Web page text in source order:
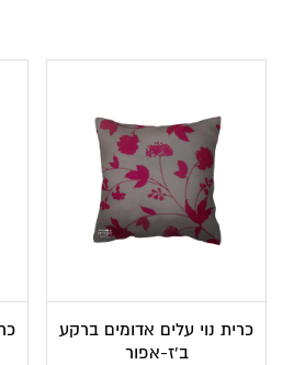
כרית נוי עלים אדומים ברקע
ב’ז-אפור